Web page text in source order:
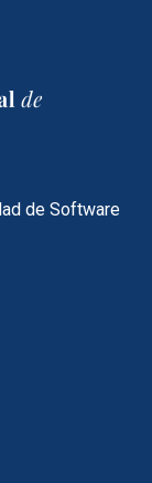
de Software